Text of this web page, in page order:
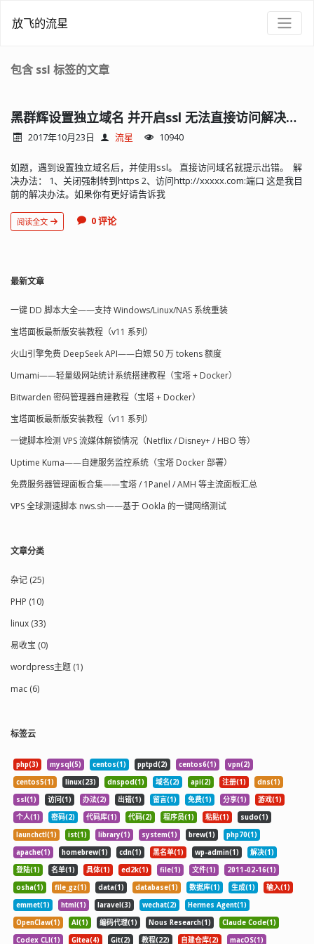
放飞的流星
包含 ssl 标签的文章
黑群辉设置独立域名 并开启ssl 无法直接访问解决办法
2017年10月23日 流星 10940
如题，遇到设置独立域名后，并使用ssl。 直接访问域名就提示出错。 解
决办法： 1、关闭强制转到https 2、访问http://xxxxx.com:端口 这是我目
前的解决办法。如果你有更好请告诉我
阅读全文 0 评论
最新文章
一键 DD 脚本大全——支持 Windows/Linux/NAS 系统重装
宝塔面板最新版安装教程（v11 系列）
火山引擎免费 DeepSeek API——白嫖 50 万 tokens 额度
Umami——轻量级网站统计系统搭建教程（宝塔 + Docker）
Bitwarden 密码管理器自建教程（宝塔 + Docker）
宝塔面板最新版安装教程（v11 系列）
一键脚本检测 VPS 流媒体解锁情况（Netflix / Disney+ / HBO 等）
Uptime Kuma——自建服务监控系统（宝塔 Docker 部署）
免费服务器管理面板合集——宝塔 / 1Panel / AMH 等主流面板汇总
VPS 全球测速脚本 nws.sh——基于 Ookla 的一键网络测试
文章分类
杂记 (25)
PHP (10)
linux (33)
易收宝 (0)
wordpress主题 (1)
mac (6)
标签云
php(3) mysql(5) centos(1) pptpd(2) centos6(1)
vpn(2)
centos5(1)
linux(23) dnspod(1) 域名(2) api(2) 注册(1)
dns(1)
ssl(1)
访问(1) 办法(2) 出错(1) 留言(1) 免费(1) 分享(1)
游戏(1)
个人(1)
密码(2) 代码库(1) 代码(2) 程序员(1) 粘贴(1)
sudo(1)
launchctl(1)
ist(1) library(1) system(1) brew(1)
php70(1)
apache(1)
homebrew(1) cdn(1) 黑名单(1) wp-admin(1)
解决(1)
登陆(1)
名单(1) 具体(1) ed2k(1) file(1) 文件(1)
2011-02-16(1)
osha(1)
file_gz(1) data(1) database(1) 数据库(1) 生成(1)
输入(1)
emmet(1)
html(1) laravel(3) wechat(2)
Hermes Agent(1)
OpenClaw(1)
AI(1) 编码代理(1) Nous Research(1)
Claude Code(1)
Codex CLI(1)
Gitea(4) Git(2) 教程(22) 自建仓库(2) macOS(1)